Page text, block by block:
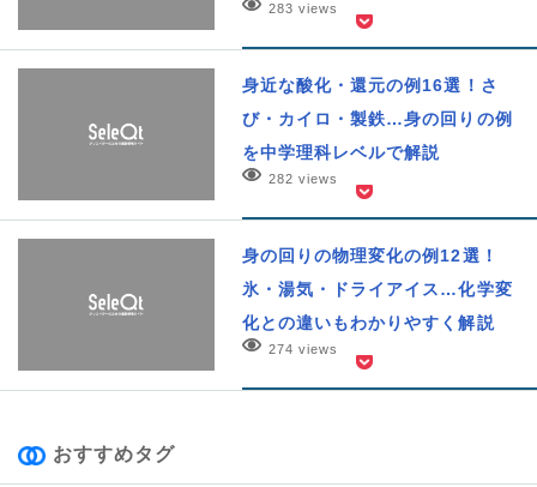
283 views
身近な酸化・還元の例16選！さ
び・カイロ・製鉄…身の回りの例
を中学理科レベルで解説
282 views
身の回りの物理変化の例12選！
氷・湯気・ドライアイス…化学変
化との違いもわかりやすく解説
274 views
おすすめタグ